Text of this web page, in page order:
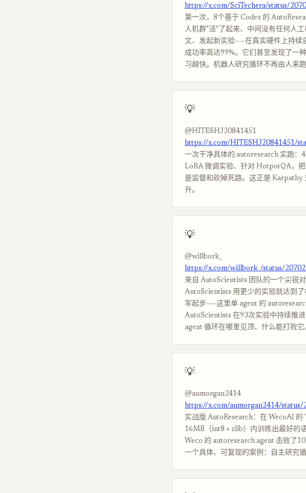
https://x.com/SciTechera/status/
第一次，8个基于 Codex 的
人机群"活"了起来、中间没有任何人
文、发起新实验——在真实硬件上持续
成功率高达99%。它们甚至发现了一
习越快。机器人研究循环不再由人来
💡
@HITESHJ20841451
https://x.com/HITESHJ20841451/
一次干净具体的 autoresearch 实跑
LoRA 微调实验、针对 HotpotQA，
是监督和砍掉死路。这正是
升。
💡
@willbork_
https://x.com/willbork_/status/
来自 AutoScientists 团队的一个尖锐
AutoScientists 用更少的实验就达到
军起步——这里单 agent 的
AutoScientists 在93次实验中持续推
agent 循环在哪里见顶、什么能打败它
💡
@anmorgan2414
https://x.com/anmorgan2414/status/
实战版 AutoResearch：在 WecoAI
16MB（int8 + zlib）内训练出最好的
Weco 的 autoresearch agent 击败了
一个具体、可复现的案例：自主研究